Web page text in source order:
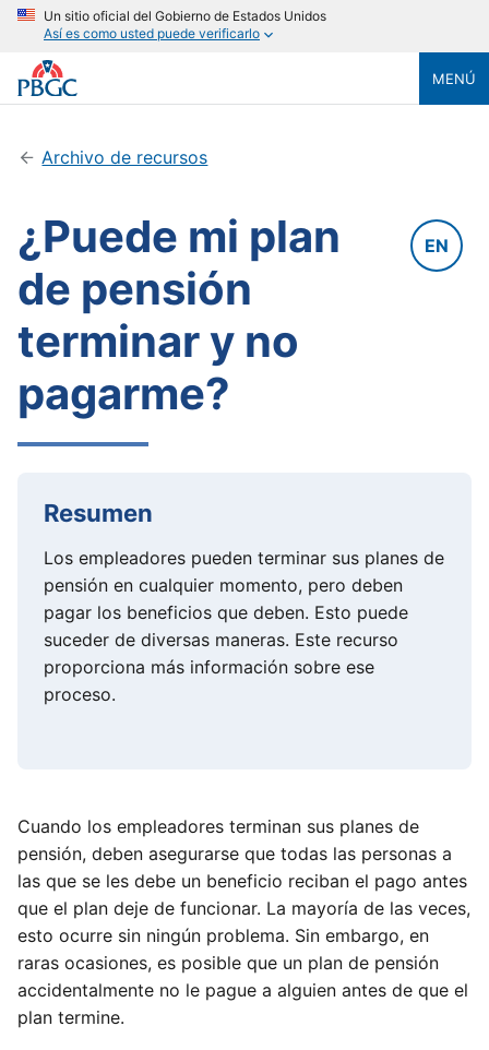
Un sitio oficial del Gobierno de Estados Unidos
Así es como usted puede verificarlo
MENÚ
Archivo de recursos
¿Puede mi plan
de pensión
terminar y no
pagarme?
EN
Resumen
Los empleadores pueden terminar sus planes de
pensión en cualquier momento, pero deben
pagar los beneficios que deben. Esto puede
suceder de diversas maneras. Este recurso
proporciona más información sobre ese
proceso.
Cuando los empleadores terminan sus planes de
pensión, deben asegurarse que todas las personas a
las que se les debe un beneficio reciban el pago antes
que el plan deje de funcionar. La mayoría de las veces,
esto ocurre sin ningún problema. Sin embargo, en
raras ocasiones, es posible que un plan de pensión
accidentalmente no le pague a alguien antes de que el
plan termine.